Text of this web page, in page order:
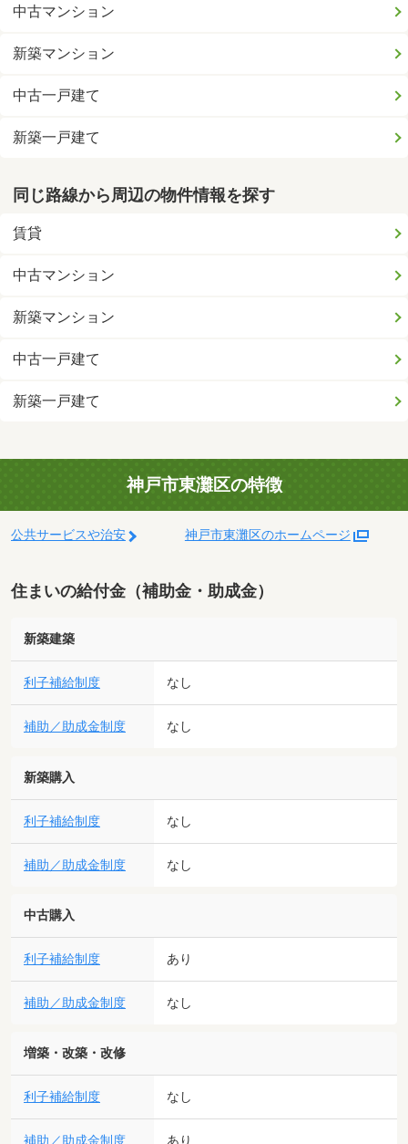
中古マンション
新築マンション
中古一戸建て
新築一戸建て
同じ路線から周辺の物件情報を探す
賃貸
中古マンション
新築マンション
中古一戸建て
新築一戸建て
神戸市東灘区の特徴
公共サービスや治安 神戸市東灘区のホームページ
住まいの給付金（補助金・助成金）
新築建築
利子補給制度 なし
補助／助成金制度 なし
新築購入
利子補給制度 なし
補助／助成金制度 なし
中古購入
利子補給制度 あり
補助／助成金制度 なし
増築・改築・改修
利子補給制度 なし
あり